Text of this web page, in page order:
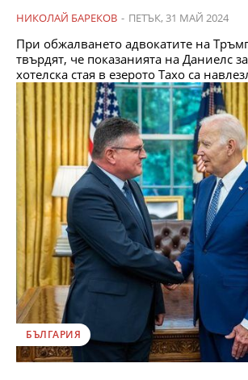
НИКОЛАЙ БАРЕКОВ - ПЕТЪК, 31 МАЙ 2024
При обжалването адвокатите на
твърдят, че показанията на Даниелс
хотелска стая в езерото Тахо са
БЪЛГАРИЯ